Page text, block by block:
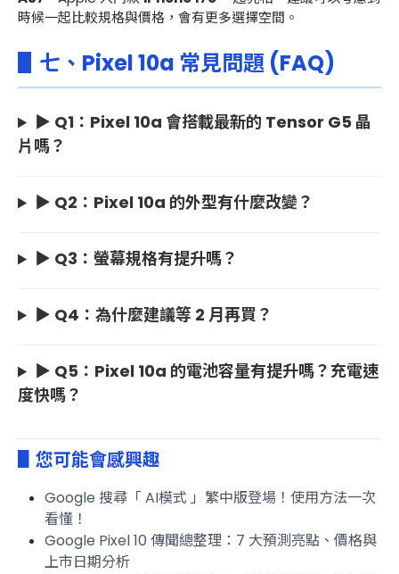
時候一起比較規格與價格，會有更多選擇空間。
▋七、Pixel 10a 常見問題 (FAQ)
▶ Q1： Pixel 10a 會搭載最新的 Tensor G5 晶
片嗎？
▶ Q2： Pixel 10a 的外型有什麼改變？
▶ Q3：螢幕規格有提升嗎？
▶ Q4：為什麼建議等 2 月再買？
▶ Q5：Pixel 10a 的電池容量有提升嗎？充電速
度快嗎？
▋您可能會感興趣
Google 搜尋「 AI模式 」繁中版登場！使用方法一次
看懂！
Google Pixel 10 傳聞總整理：7 大預測亮點、價格與
上市日期分析